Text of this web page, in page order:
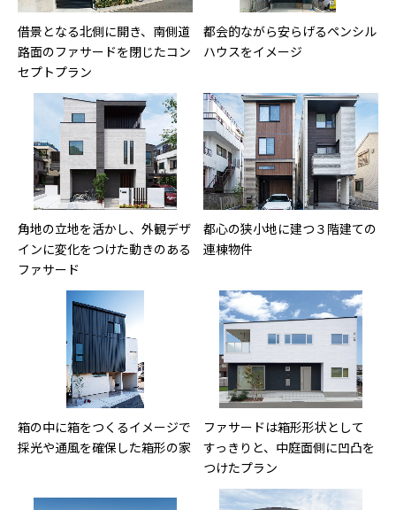
借景となる北側に開き、南側道
路面のファサードを閉じたコン
セプトプラン
都会的ながら安らげるペンシル
ハウスをイメージ
角地の立地を活かし、外観デザ
インに変化をつけた動きのある
ファサード
都心の狭小地に建つ３階建ての
連棟物件
箱の中に箱をつくるイメージで
採光や通風を確保した箱形の家
ファサードは箱形形状として
すっきりと、中庭面側に凹凸を
つけたプラン